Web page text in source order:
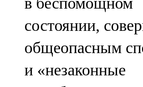
состоянии,
общеопасным
и «незаконные